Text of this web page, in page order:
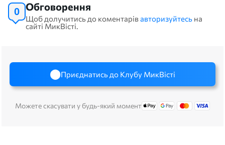
0 Обговорення
Щоб долучитись до коментарівавторизуйтесь на
сайті МикВісті.
Приєднатись до Клубу МикВісті
Можете скасувати у будь-який момент